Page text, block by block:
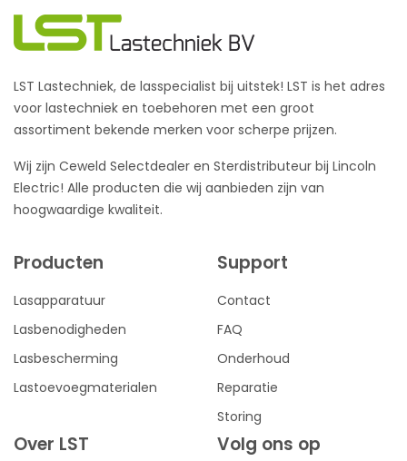
LST Lastechniek, de lasspecialist bij uitstek! LST is het adres
voor lastechniek en toebehoren met een groot
assortiment bekende merken voor scherpe prijzen.
Wij zijn Ceweld Selectdealer en Sterdistributeur bij Lincoln
Electric! Alle producten die wij aanbieden zijn van
hoogwaardige kwaliteit.
Producten
Lasapparatuur
Lasbenodigheden
Lasbescherming
Lastoevoegmaterialen
Support
Contact
FAQ
Onderhoud
Reparatie
Storing
Over LST Volg ons op